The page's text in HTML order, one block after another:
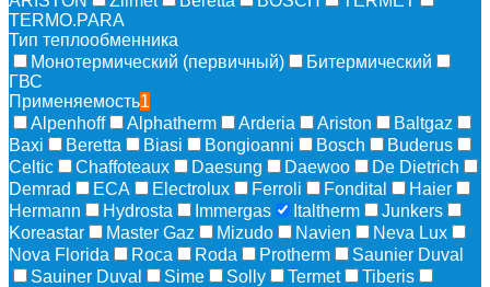
TERMO.PARA
Тип теплообменника
Монотермический (первичный)
Битермический
ГВС
Применяемость1
Alpenhoff
Alphatherm Arderia Ariston
Baltgaz
Baxi
Beretta Biasi Bongioanni Bosch
Buderus
Celtic
Chaffoteaux Daesung Daewoo
De Dietrich
Demrad
ECA Electrolux Ferroli Fondital
Haier
Hermann
Hydrosta Immergas Italtherm
Junkers
Koreastar
Master Gaz Mizudо Navien
Neva Lux
Nova Florida
Roca Roda Protherm
Saunier Duval
Sauiner Duval
Sime Solly Termet
Tiberis